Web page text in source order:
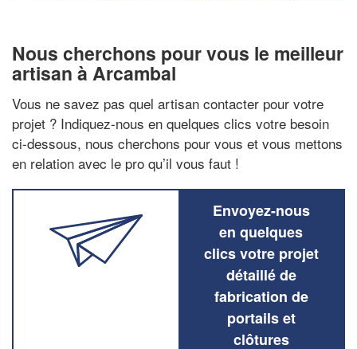
Nous cherchons pour vous le meilleur
artisan à Arcambal
Vous ne savez pas quel artisan contacter pour votre
projet ? Indiquez-nous en quelques clics votre besoin
ci-dessous, nous cherchons pour vous et vous mettons
en relation avec le pro qu’il vous faut !
Envoyez-nous
en quelques
clics votre projet
détaillé de
fabrication de
portails et
clôtures